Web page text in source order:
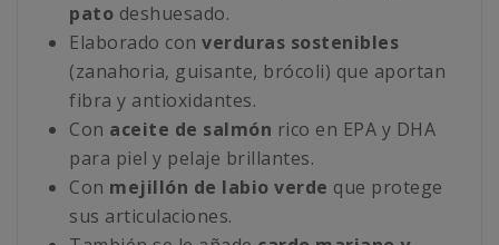
pato deshuesado.
Elaborado con verduras sostenibles
(zanahoria, guisante, brócoli) que aportan
fibra y antioxidantes.
Con aceite de salmón rico en EPA y DHA
para piel y pelaje brillantes.
Con mejillón de labio verde que protege
sus articulaciones.